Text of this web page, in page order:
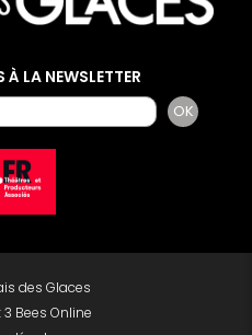
LA NEWSLETTER
des Glaces
3 Bees Online